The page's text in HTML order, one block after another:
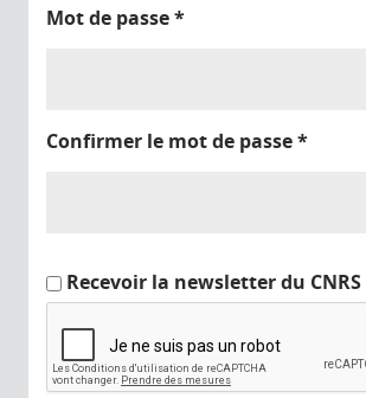
Mot de passe*
Confirmer le mot de passe*
Recevoir la newsletter du